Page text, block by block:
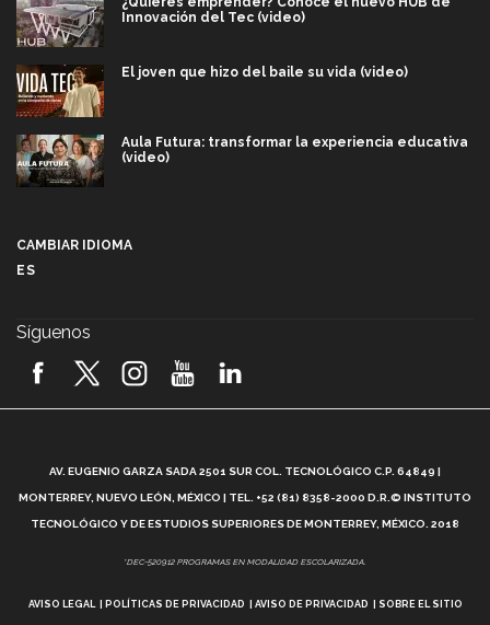
Innovación del Tec (video)
El joven que hizo del baile su vida (video)
Aula Futura: transformar la experiencia educativa
(video)
2026! (video)
¿Cómo es el Modelo Educativo Tec? (video)
Vida Tec: Feminismo e Inteligencia Artificial, Paola
CAMBIAR IDIOMA
ES
Síguenos
AV. EUGENIO GARZA SADA 2501 SUR COL. TECNOLÓGICO C.P. 64849 |
MONTERREY, NUEVO LEÓN, MÉXICO | TEL. +52 (81) 8358-2000 D.R.© INSTITUTO
TECNOLÓGICO Y DE ESTUDIOS SUPERIORES DE MONTERREY, MÉXICO. 2018
*DEC-520912 PROGRAMAS EN MODALIDAD ESCOLARIZADA.
AVISO LEGAL POLÍTICAS DE PRIVACIDAD AVISO DE PRIVACIDAD SOBRE EL SITIO